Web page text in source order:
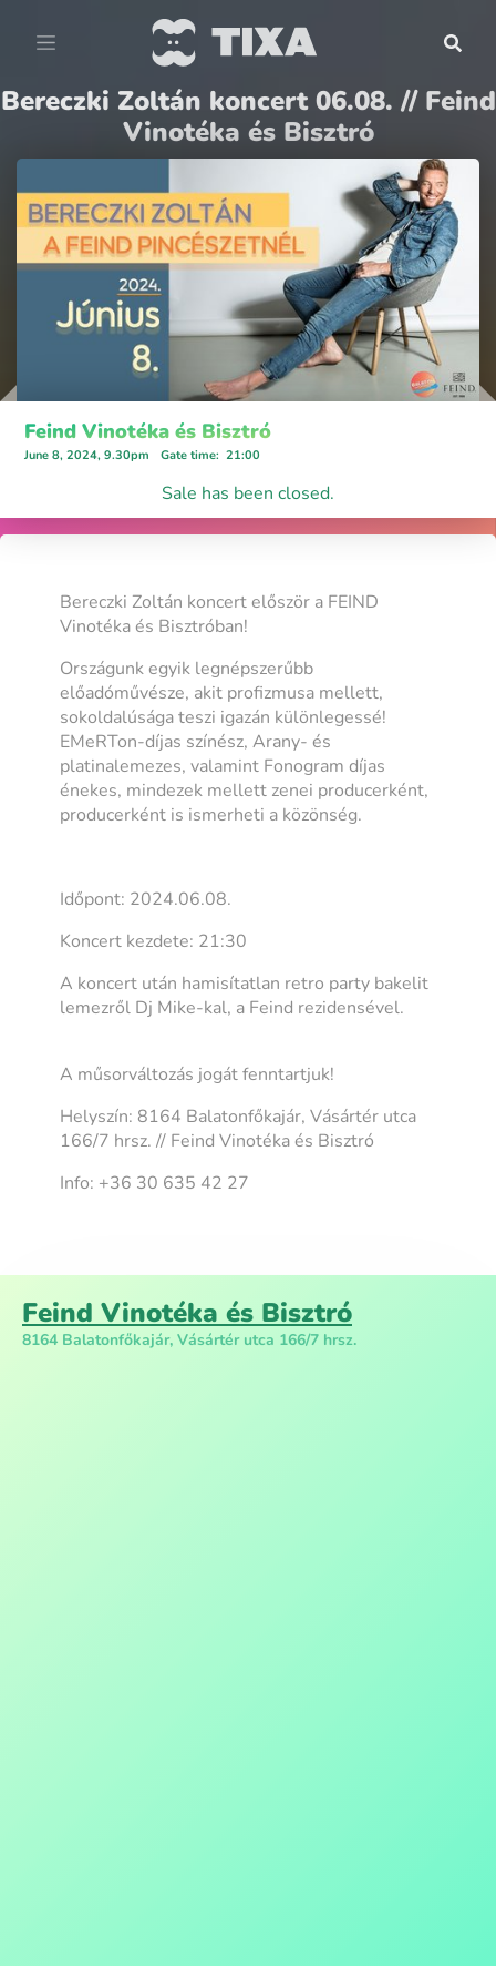
Bereczki Zoltán koncert 06.08. // Feind
Vinotéka és Bisztró
Feind Vinotéka és Bisztró
June 8, 2024, 9.30pm Gate time: 21:00
Sale has been closed.
Bereczki Zoltán koncert először a FEIND
Vinotéka és Bisztróban!
Országunk egyik legnépszerűbb
előadóművésze, akit profizmusa mellett,
sokoldalúsága teszi igazán különlegessé!
EMeRTon-díjas színész, Arany- és
platinalemezes, valamint Fonogram díjas
énekes, mindezek mellett zenei producerként,
producerként is ismerheti a közönség.
Időpont: 2024.06.08.
Koncert kezdete: 21:30
A koncert után hamisítatlan retro party bakelit
lemezről Dj Mike-kal, a Feind rezidensével.
A műsorváltozás jogát fenntartjuk!
Helyszín: 8164 Balatonfőkajár, Vásártér utca
166/7 hrsz. // Feind Vinotéka és Bisztró
Info: +36 30 635 42 27
Feind Vinotéka és Bisztró
8164 Balatonfőkajár, Vásártér utca 166/7 hrsz.